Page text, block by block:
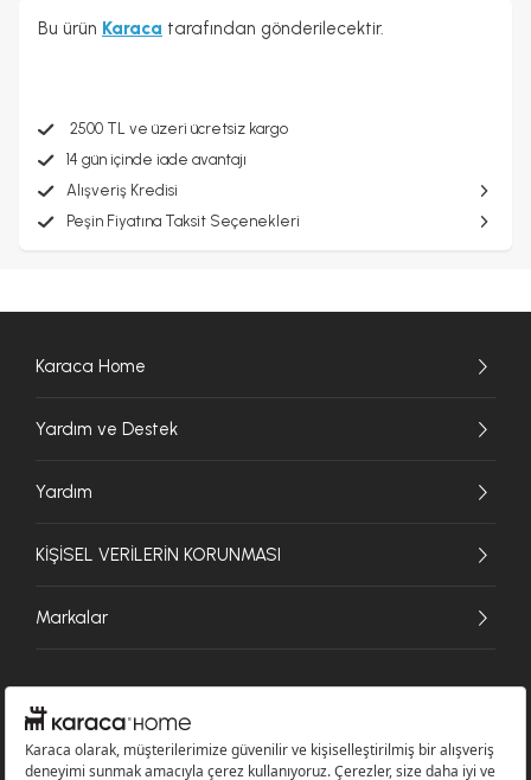
Bu ürün Karaca tarafından gönderilecektir.
2500 TL ve üzeri ücretsiz kargo
14 gün içinde iade avantajı
Alışveriş Kredisi
Peşin Fiyatına Taksit Seçenekleri
Karaca Home
Yardım ve Destek
Yardım
KİŞİSEL VERİLERİN KORUNMASI
Markalar